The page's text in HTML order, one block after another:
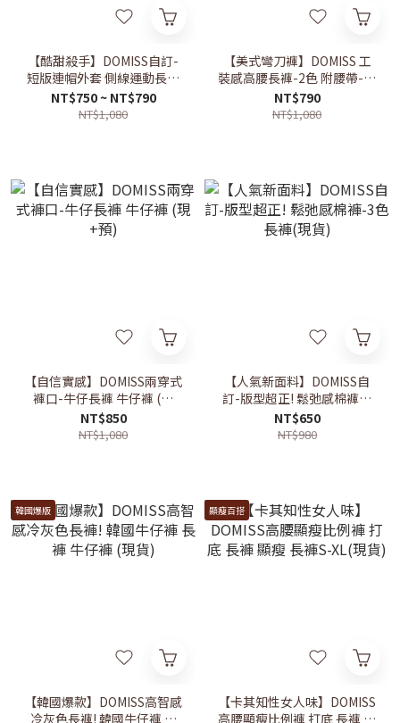
【酷甜殺手】DOMISS自訂-
短版連帽外套 側線運動長褲
兩件套裝 太空棉 洋裝 套裝
(現貨)
NT$750 ~ NT$790
NT$1,080
【美式彎刀褲】DOMISS 工
裝感高腰長褲-2色 附腰帶-工
裝褲 彎刀褲 (現貨)
NT$790
NT$1,080
【自信實感】DOMISS兩穿式
褲口-牛仔長褲 牛仔褲 (現
+預)
NT$850
NT$1,080
【人氣新面料】DOMISS自
訂-版型超正! 鬆弛感棉褲-3
色 長褲(現貨)
NT$650
NT$980
韓國爆版
【韓國爆款】DOMISS高智感
冷灰色長褲! 韓國牛仔褲 長
顯瘦百搭
【卡其知性女人味】DOMISS
高腰顯瘦比例褲 打底 長褲 顯